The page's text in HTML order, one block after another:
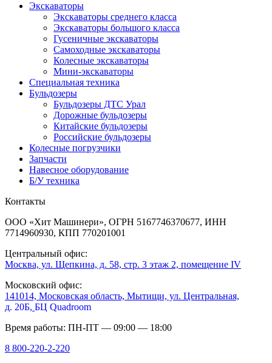
Экскаваторы
Экскаваторы среднего класса
Экскаваторы большого класса
Гусеничные экскаваторы
Самоходные экскаваторы
Колесные экскаваторы
Мини-экскаваторы
Специальная техника
Бульдозеры
Бульдозеры ДТС Урал
Дорожные бульдозеры
Китайские бульдозеры
Российские бульдозеры
Колесные погрузчики
Запчасти
Навесное оборудование
Б/У техника
Контакты
ООО «Хит Машинери», ОГРН 5167746370677, ИНН
7714960930, КПП 770201001
Центральный офис:
Москва, ул. Щепкина, д. 58, стр. 3 этаж 2, помещение IV
Московский офис:
141014, Московская область, Мытищи, ул. Центральная,
д. 20Б, БЦ Quadroom
Время работы: ПН-ПТ — 09:00 — 18:00
8 800-220-2-220